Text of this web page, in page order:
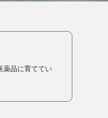
薬品に育ててい